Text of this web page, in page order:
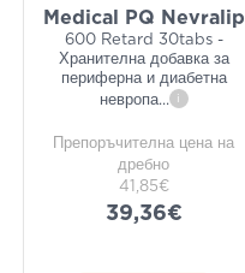
Medical PQ Nevralip
600 Retard 30tabs -
Хранителна добавка за
периферна и диабетна
невропа... i
Препоръчителна цена на
дребно
41,85€
39,36€